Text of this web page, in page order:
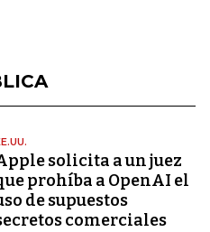
solicita a un juez
prohíba a OpenAI el
de supuestos
comerciales